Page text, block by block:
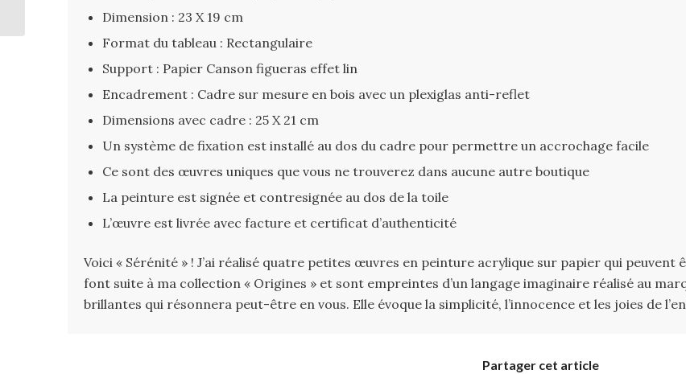
Dimension : 23 X 19 cm
Format du tableau : Rectangulaire
Support : Papier Canson figueras effet lin
Encadrement : Cadre sur mesure en bois avec un plexiglas anti-reflet
Dimensions avec cadre : 25 X 21 cm
Un système de fixation est installé au dos du cadre pour permettre un accrochage facile
Ce sont des œuvres uniques que vous ne trouverez dans aucune autre boutique
La peinture est signée et contresignée au dos de la toile
L’œuvre est livrée avec facture et certificat d’authenticité
Voici « Sérénité » ! J’ai réalisé quatre petites œuvres en peinture acrylique sur papier qui
font suite à ma collection « Origines » et sont empreintes d’un langage imaginaire réalisé au
brillantes qui résonnera peut-être en vous. Elle évoque la simplicité, l’innocence et les joies de
Partager cet article